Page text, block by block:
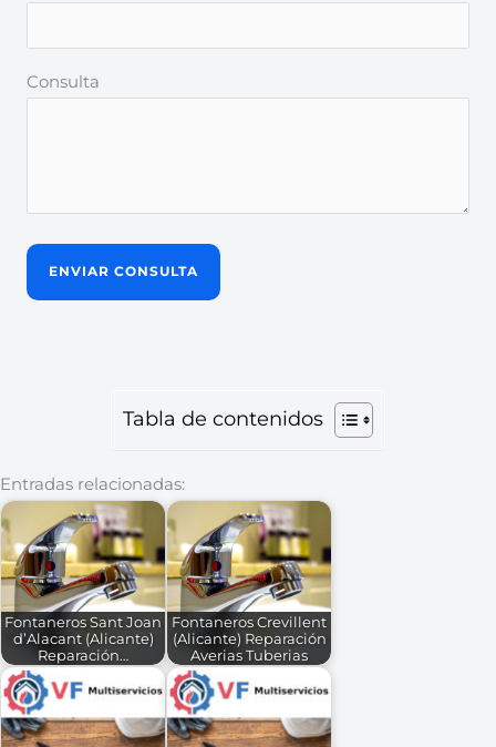
Consulta
Tabla de contenidos
Entradas relacionadas:
Fontaneros Sant Joan
d’Alacant (Alicante)
Reparación…
Fontaneros Crevillent
(Alicante) Reparación
Averias Tuberias